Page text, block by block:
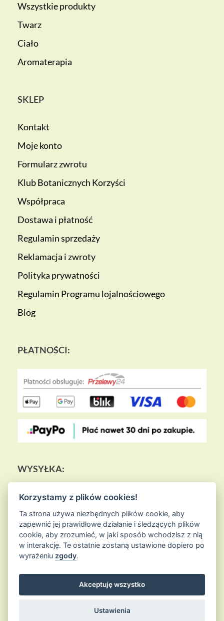
Wszystkie produkty
Twarz
Ciało
Aromaterapia
SKLEP
Kontakt
Moje konto
Formularz zwrotu
Klub Botanicznych Korzyści
Współpraca
Dostawa i płatność
Regulamin sprzedaży
Reklamacja i zwroty
Polityka prywatności
Regulamin Programu lojalnościowego
Blog
PŁATNOŚCI:
WYSYŁKA:
© 2026Sklep Ziołowa Wyspais proudly powered by
Entries (RSS) and Comments (RSS)
Korzystamy z plików cookies!
Ta strona używa niezbędnych plików cookie, aby
zapewnić jej prawidłowe działanie i śledzących plików
cookie, aby zrozumieć, w jaki sposób wchodzisz z nią
w interakcję. Te ostatnie zostaną ustawione dopiero po
wyrażeniu zgody.
Akceptuję wszystko
Ustawienia